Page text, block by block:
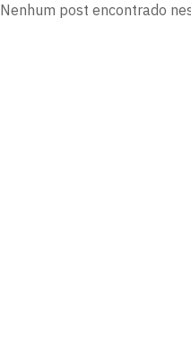
Nenhum post encontrado